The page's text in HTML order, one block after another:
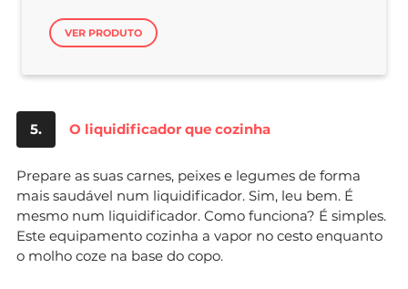
VER PRODUTO
5. O liquidificador que cozinha
Prepare as suas carnes, peixes e legumes de forma
mais saudável num liquidificador. Sim, leu bem. É
mesmo num liquidificador. Como funciona? É simples.
Este equipamento cozinha a vapor no cesto enquanto
o molho coze na base do copo.